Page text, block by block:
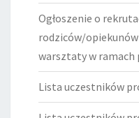
Ogłoszenie o
rodziców/
warsztaty w ramach
Lista uczestników